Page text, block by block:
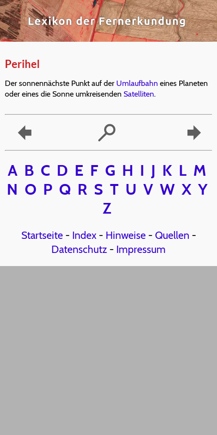
Perihel
Der sonnennächste Punkt auf der Umlaufbahn eines Planeten
oder eines die Sonne umkreisenden Satelliten.
A B C D E F G H I J K L M
N O P Q R S T U V W X Y
Z
Startseite- Index- Hinweise- Quellen -
Datenschutz - Impressum